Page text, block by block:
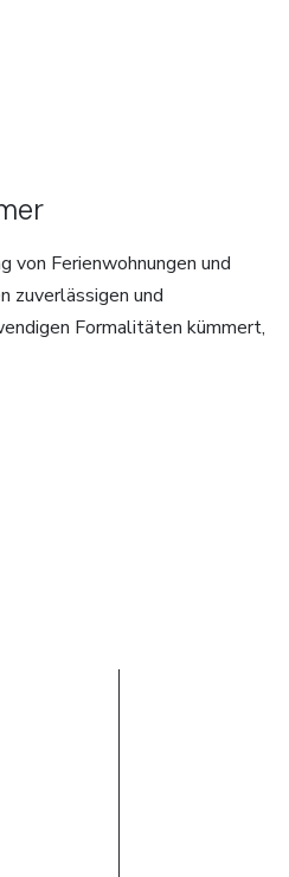
von Ferienwohnungen und
zuverlässigen und
Formalitäten kümmert,